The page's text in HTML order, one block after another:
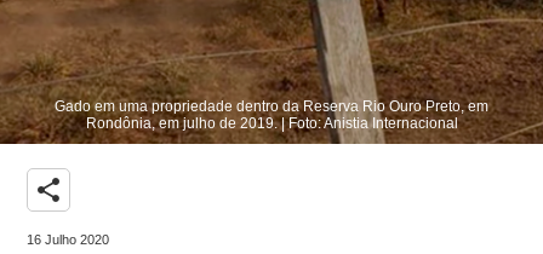
Gado em uma propriedade dentro da Reserva Rio Ouro Preto, em
Rondônia, em julho de 2019. | Foto: Anistia Internacional
share
16 Julho 2020